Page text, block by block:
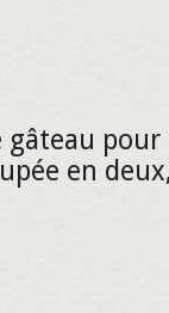
gâteau
en